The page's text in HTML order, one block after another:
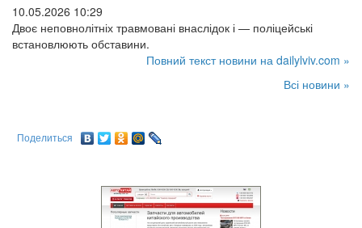
10.05.2026 10:29
Двоє неповнолітніх травмовані внаслідок і — поліцейські
встановлюють обставини.
Повний текст новини на dailylviv.com »
Всі новини »
Поделиться